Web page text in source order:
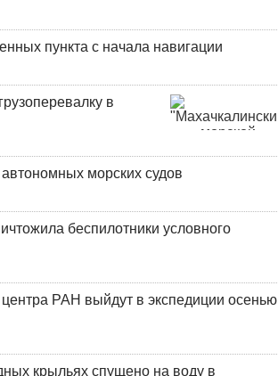
пункта с начала навигации
в
морских судов
беспилотники условного
РАН выйдут в экспедиции осенью
крыльях спущено на воду в